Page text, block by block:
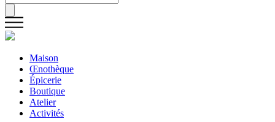
Maison
Œnothèque
Épicerie
Boutique
Atelier
Activités